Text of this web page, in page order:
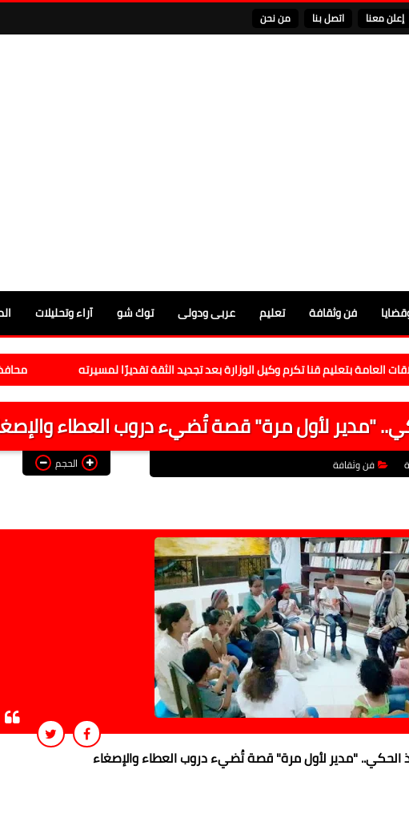
إعلن معنا اتصل بنا من نحن
فن وثقافة تعليم عربى ودولى توك شو آراء وتحليلات
بتعليم قنا تكرم وكيل الوزارة بعد تجديد الثقة تقديرًا لمسيرته محافظ قنا
"مدير لأول مرة" قصة تُضيء دروب العطاء
فن وثقافة الحجم
الحكي.. "مدير لأول مرة" قصة تُضيء دروب العطاء والإصغاء